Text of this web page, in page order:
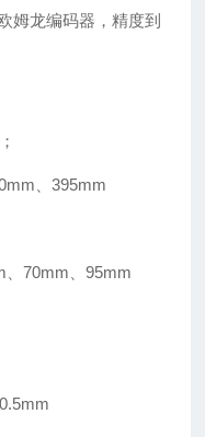
姆龙编码器，精度到
、395mm
、70mm、95mm